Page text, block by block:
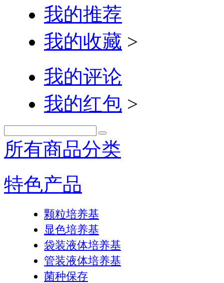
我的推荐
我的收藏 >
我的评论
我的红包 >
所有商品分类
特色产品
颗粒培养基
显色培养基
袋装液体培养基
管装液体培养基
菌种保存